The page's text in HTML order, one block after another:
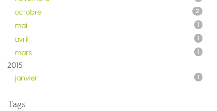
octobre 2
mai 1
avril 1
mars 1
2015
janvier
1
Tags